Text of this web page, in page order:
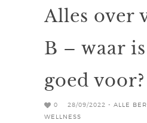
Alles over
B – waar
goed voor?
0 28/09/2022 - ALLE
WELLNESS